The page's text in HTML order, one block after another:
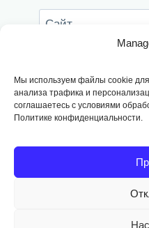
Мы используем файлы cookie
анализа трафика и
соглашаетесь с условиями
Политике конфиденциальности.
Сайт
этом браузере
комментариев.